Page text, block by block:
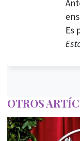
Es
OTROS